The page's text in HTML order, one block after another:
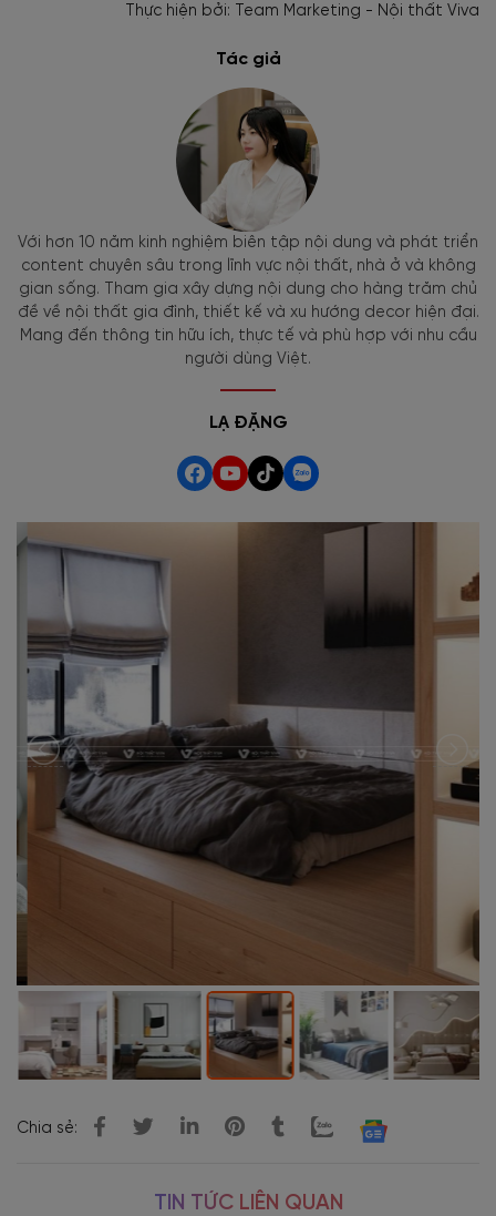
Thực hiện bởi: Team Marketing - Nội thất Viva
Tác giả
Với hơn 10 năm kinh nghiệm biên tập nội dung và phát triển
content chuyên sâu trong lĩnh vực nội thất, nhà ở và không
gian sống. Tham gia xây dựng nội dung cho hàng trăm chủ
đề về nội thất gia đình, thiết kế và xu hướng decor hiện đại.
Mang đến thông tin hữu ích, thực tế và phù hợp với nhu cầu
người dùng Việt.
LẠ ĐẶNG
Chia sẻ:
TIN TỨC LIÊN QUAN